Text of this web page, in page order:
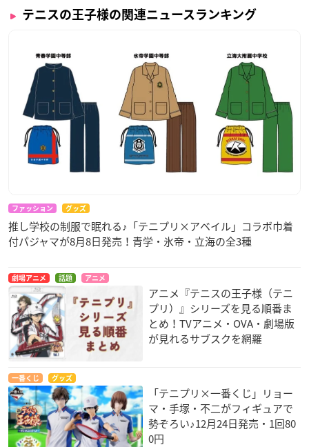
テニスの王子様の関連ニュースランキング
ファッション グッズ
推し学校の制服で眠れる♪「テニプリ×アベイル」コラボ巾着
付パジャマが8月8日発売！青学・氷帝・立海の全3種
劇場アニメ 話題 アニメ
アニメ『テニスの王子様（テニ
プリ）』シリーズを見る順番ま
とめ！TVアニメ・OVA・劇場版
が見れるサブスクを網羅
一番くじ グッズ
「テニプリ×一番くじ」リョー
マ・手塚・不二がフィギュアで
勢ぞろい♪12月24日発売・1回80
0円